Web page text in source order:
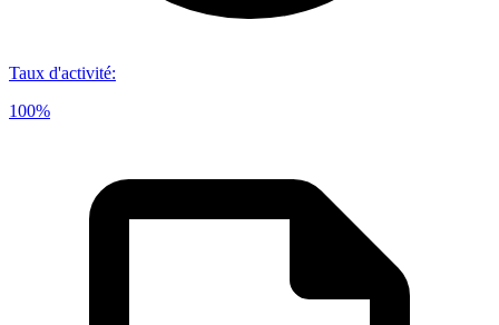
Taux d'activité:
100%